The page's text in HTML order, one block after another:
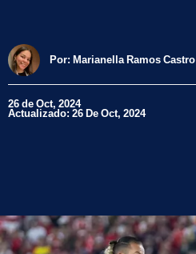
Por: Marianella Ramos Castro
26 de Oct, 2024
Actualizado: 26 De Oct, 2024